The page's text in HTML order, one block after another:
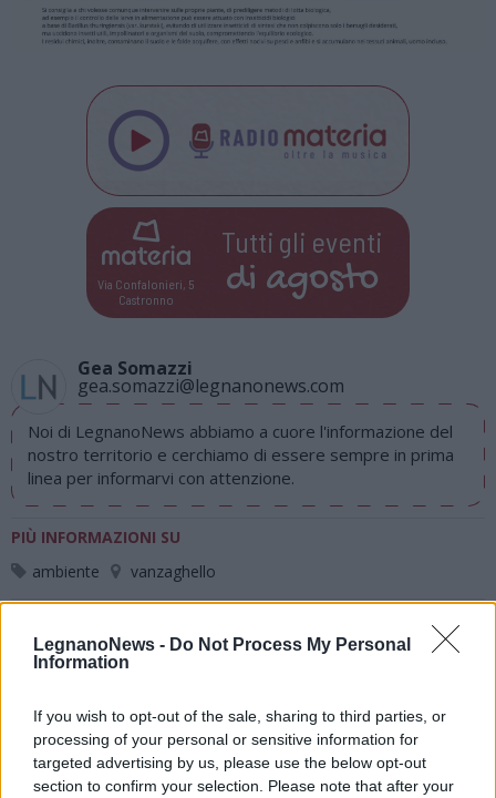
LegnanoNews - Do Not Process My Personal
Information
If you wish to opt-out of the sale, sharing to third parties, or
processing of your personal or sensitive information for
targeted advertising by us, please use the below opt-out
section to confirm your selection. Please note that after your
Via Confalonieri, 5
Castronno
Tutti gli eventi
di agosto
Gea Somazzi
gea.somazzi@legnanonews.com
Noi di LegnanoNews abbiamo a cuore l'informazione del
nostro territorio e cerchiamo di essere sempre in prima
linea per informarvi con attenzione.
PIÙ INFORMAZIONI SU
ambiente
vanzaghello
LEGGI GLI ALTRI ARTICOLI DI